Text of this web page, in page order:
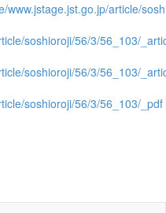
www.jstage.jst.go.jp/article/
soshioroji/56/3/56_103/
soshioroji/56/3/56_103/
soshioroji/56/3/56_103/_pdf